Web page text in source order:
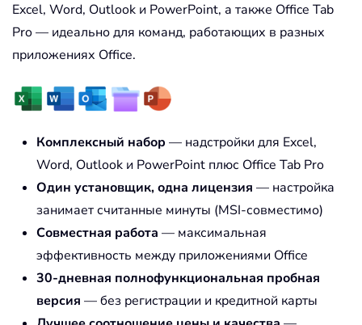
Excel, Word, Outlook и PowerPoint, а также Office Tab
Pro — идеально для команд, работающих в разных
приложениях Office.
Комплексный набор — надстройки для Excel,
Word, Outlook и PowerPoint плюс Office Tab Pro
Один установщик, одна лицензия — настройка
занимает считанные минуты (MSI-совместимо)
Совместная работа — максимальная
эффективность между приложениями Office
30-дневная полнофункциональная пробная
версия — без регистрации и кредитной карты